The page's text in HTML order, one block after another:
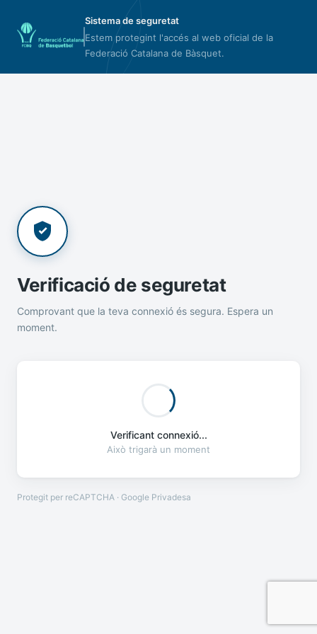
Sistema de seguretat
Estem protegint l'accés al web oficial de la
Federació Catalana de Bàsquet.
Verificació de seguretat
Comprovant que la teva connexió és segura. Espera un
moment.
Verificant connexió...
Això trigarà un moment
Protegit per reCAPTCHA · Google Privadesa